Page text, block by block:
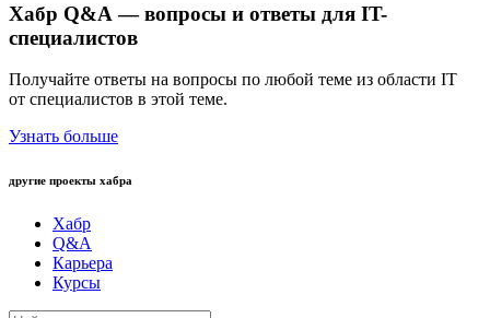
Хабр Q&A — вопросы и ответы для IT-
специалистов
Получайте ответы на вопросы по любой теме из области IT
от специалистов в этой теме.
Узнать больше
другие проекты хабра
Хабр
Q&A
Карьера
Курсы